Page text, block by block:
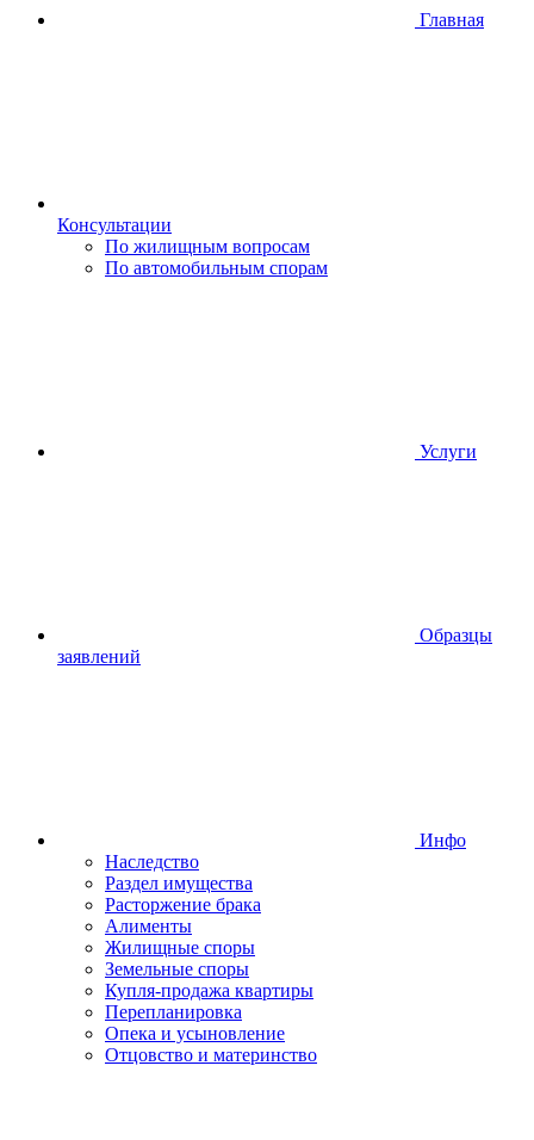
Главная
Консультации
По жилищным вопросам
По автомобильным спорам
Услуги
Образцы
заявлений
Инфо
Наследство
Раздел имущества
Расторжение брака
Алименты
Жилищные споры
Земельные споры
Купля-продажа квартиры
Перепланировка
Опека и усыновление
Отцовство и материнство